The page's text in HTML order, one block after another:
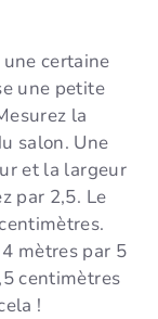
certaine
une petite
la
salon. Une
et la largeur
par 2,5. Le
mètres par 5
centimètres
!